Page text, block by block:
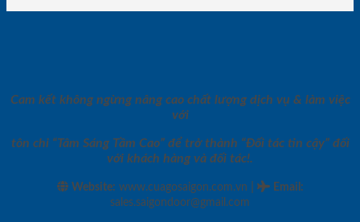
Cam kết không ngừng nâng cao chất lượng dịch vụ & làm việc
với
tôn chỉ “Tâm Sáng Tầm Cao” để trở thành “Đối tác tin cậy” đối
với khách hàng và đối tác!.
Website: www.cuagosaigon.com.vn Email :
sales.saigondoor@gmail.com